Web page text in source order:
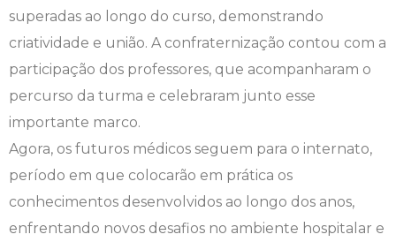
superadas ao longo do curso, demonstrando
criatividade e união. A confraternização contou com a
participação dos professores, que acompanharam o
percurso da turma e celebraram junto esse
importante marco.
Agora, os futuros médicos seguem para o internato,
período em que colocarão em prática os
conhecimentos desenvolvidos ao longo dos anos,
enfrentando novos desafios no ambiente hospitalar e
Engenharia Elétrica
Engenharia Mecânica
Farmácia
Fisioterapia
Medicina
Horário de Aulas
Manual do Acadêmico
Manual de Formatura
Manual de Trabalhos Acadêmicos
Minha Biblioteca
Extensão
Infocampo
Intercampo
Logos Campo Real
NAPP e NAPC